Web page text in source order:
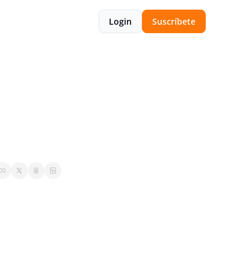
Login Suscríbete